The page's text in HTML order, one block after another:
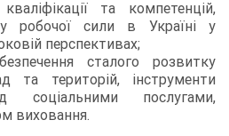
та компетенцій,
робочої сили в Україні у
перспективах;
сталого розвитку
та територій, інструменти
соціальними послугами,
виховання.